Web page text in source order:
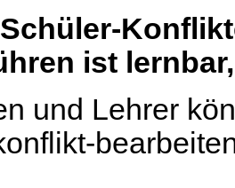
ist
und Lehrer